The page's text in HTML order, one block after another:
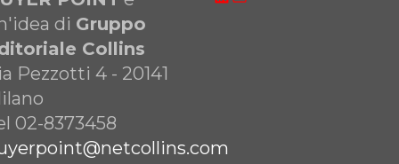
di Gruppo
Collins
Pezzotti 4 - 20141
02-8373458